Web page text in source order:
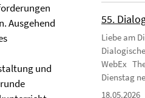
Ausgehend
und
55.
Liebe am
WebEx
Dienstag
18.05.2026